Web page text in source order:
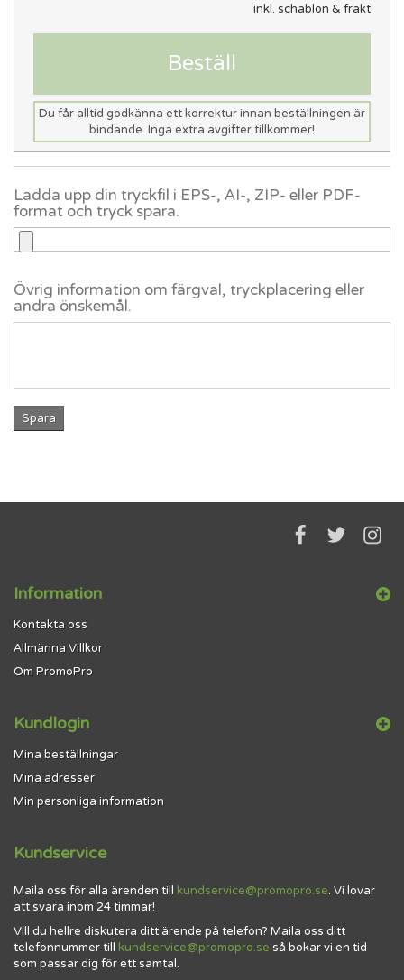
inkl. schablon & frakt
Beställ
Du får alltid godkänna ett korrektur innan beställningen är
bindande. Inga extra avgifter tillkommer!
Ladda upp din tryckfil i EPS-, AI-, ZIP- eller PDF-
format och tryck spara.
Övrig information om färgval, tryckplacering eller
andra önskemål.
Spara
Information
Kontakta oss
Allmänna Villkor
Om PromoPro
Kundlogin
Mina beställningar
Mina adresser
Min personliga information
Kundservice
Maila oss för alla ärenden till kundservice@promopro.se. Vi lovar
att svara inom 24 timmar!
Vill du hellre diskutera ditt ärende på telefon? Maila oss ditt
telefonnummer till kundservice@promopro.se så bokar vi en tid
som passar dig för ett samtal.